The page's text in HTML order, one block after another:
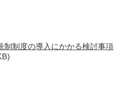
制制度の導入にかかる検討事項